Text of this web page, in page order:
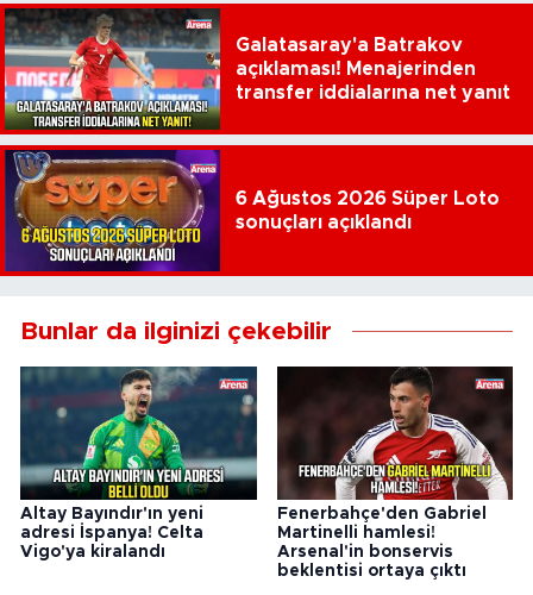
Galatasaray'a Batrakov
açıklaması! Menajerinden
transfer iddialarına net yanıt
6 Ağustos 2026 Süper Loto
sonuçları açıklandı
Bunlar da ilginizi çekebilir
Altay Bayındır'ın yeni
adresi İspanya! Celta
Vigo'ya kiralandı
Fenerbahçe'den Gabriel
Martinelli hamlesi!
Arsenal'in bonservis
beklentisi ortaya çıktı